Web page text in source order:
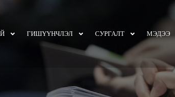
ГИШҮҮНЧЛЭЛ СУРГАЛТ МЭДЭЭ